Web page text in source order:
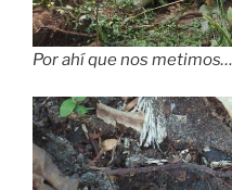
Por ahí que nos metimos…